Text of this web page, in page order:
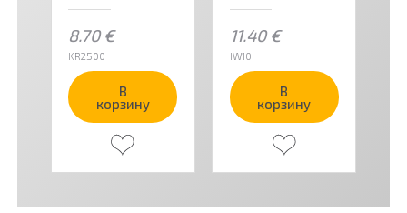
8.70€
KR2500
В
корзину
11.40€
IW10
В
корзину